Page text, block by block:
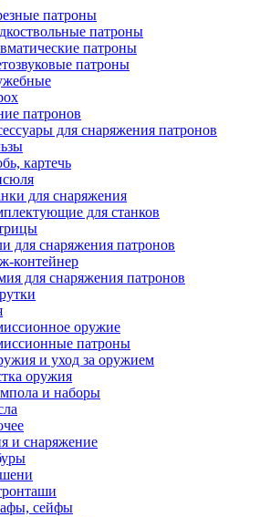
патроны
патроны
патроны
патроны
патронов
для снаряжения патронов
картечь
для снаряжения
для станков
для снаряжения патронов
контейнер
для снаряжения патронов
оружие
патроны
и уход за оружием
оружия
и наборы
и снаряжение
сейфы